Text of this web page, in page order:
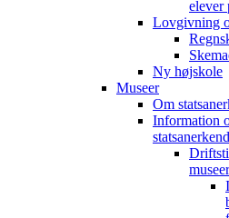
elever
Lovgivning
Ny højskole
Museer
Om
Information
museer